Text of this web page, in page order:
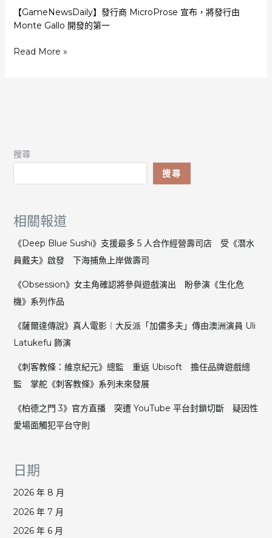
亂
碼
議
【GameNewsDaily】發行商 MicroProse 宣布，將發行由
Monte Gallo 開發的第一
《Better
為
台
源
自
港
產
影
隨
攝
影
視
角
造
緊
戰
Read More »
搜尋
搜尋
相關報道
《Deep Blue Sushi》支援最多 5 人合作經營壽司店 受《潛水
員戴夫》啟發 下海捕魚上岸做壽司
《Obsession》女主角確認將參與遊戲演出 盼參演《生化危
機》系列作品
《薩爾達傳說》真人電影︱大反派「加儂多夫」傳由澳洲演員 Uli
Latukefu 飾演
《刺客教條：維京紀元》總監 重返 Ubisoft 擔任品牌遊戲總
監 掌舵《刺客教條》系列未來發展
《柏德之門 3》官方直播 突遭 YouTube 平台封鎖切斷 疑因性
愛場面觸犯平台守則
日期
2026 年 8 月
2026 年 7 月
2026 年 6 月